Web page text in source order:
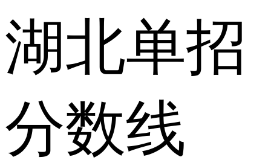
湖北单招
分数线